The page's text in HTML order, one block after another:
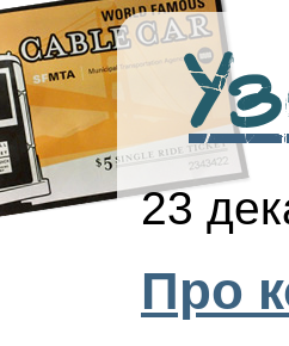
23
Про